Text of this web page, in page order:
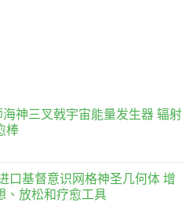
神三叉戟宇宙能量发生器 辐射
棒
口基督意识网格神圣几何体 增
、放松和疗愈工具